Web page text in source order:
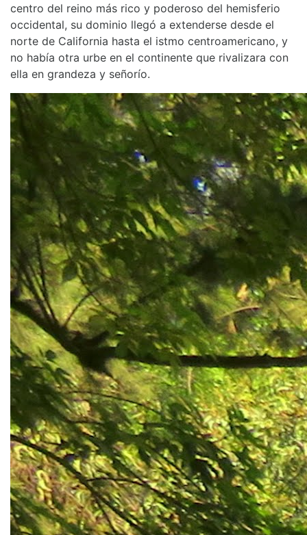
centro del reino más rico y poderoso del hemisferio
occidental, su dominio llegó a extenderse desde el
norte de California hasta el istmo centroamericano, y
no había otra urbe en el continente que rivalizara con
ella en grandeza y señorío.